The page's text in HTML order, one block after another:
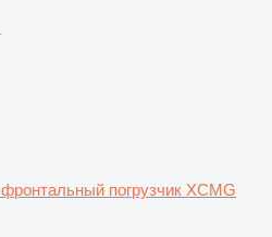
фронтальный погрузчик XCMG